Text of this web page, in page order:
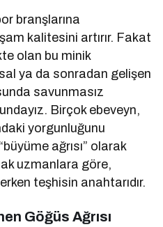
branşlarına
kalitesini artırır. Fakat
olan bu minik
ya da sonradan gelişen
savunmasız
Birçok ebeveyn,
yorgunluğunu
ağrısı” olarak
uzmanlara göre,
teşhisin anahtarıdır.
Göğüs Ağrısı